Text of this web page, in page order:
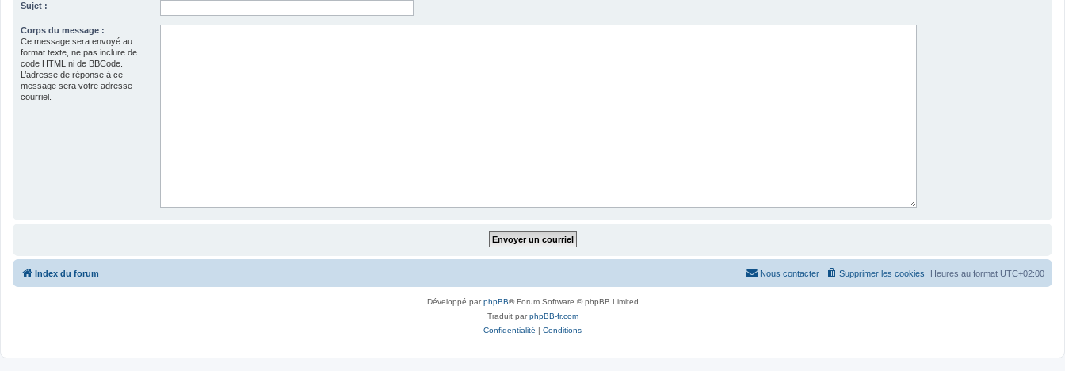
Sujet :
Corps du message :
Ce message sera envoyé au
format texte, ne pas inclure de
code HTML ni de BBCode.
L’adresse de réponse à ce
message sera votre adresse
courriel.
Index du forum Heures au format UTC+02:00
Supprimer les cookies
Nous contacter
Développé parphpBB® Forum Software © phpBB Limited
Traduit parphpBB-fr.com
Confidentialité | Conditions